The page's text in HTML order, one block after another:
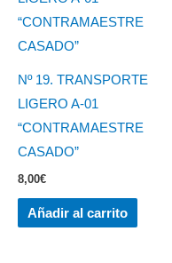
Nº 19. TRANSPORTE
LIGERO A-01
“CONTRAMAESTRE
CASADO”
8,00€
Añadir al carrito